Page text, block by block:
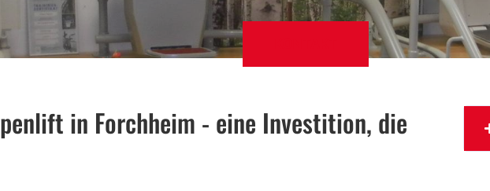
in Forchheim - eine Investition, die